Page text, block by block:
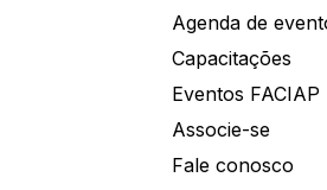
Agenda de
Capacitações
Eventos FACIAP
Associe-se
Fale conosco